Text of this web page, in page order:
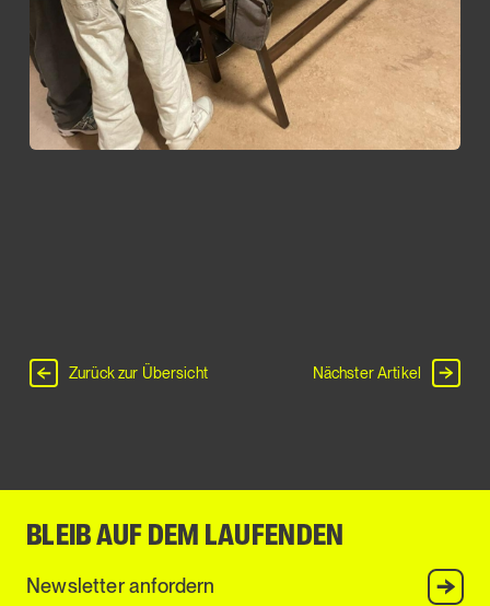
Nächster Artikel
Zurück zur Übersicht
BLEIB AUF DEM LAUFENDEN